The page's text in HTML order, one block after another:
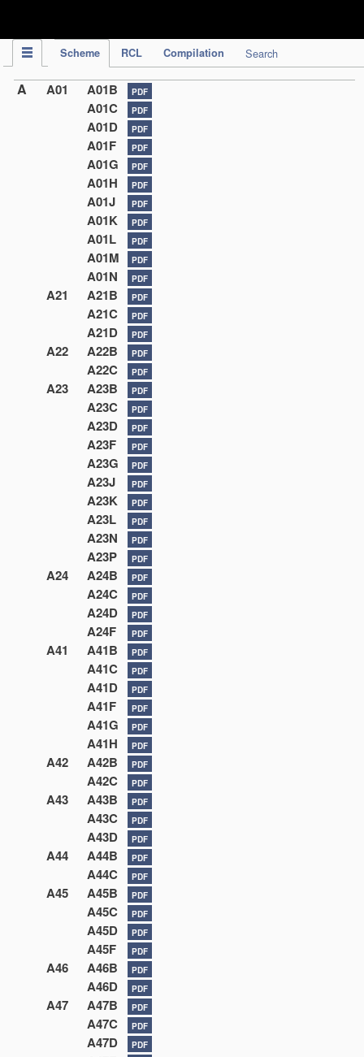
Scheme RCL Compilation Search
A A01 A01B PDF
A01C PDF
A01D PDF
A01F PDF
A01G PDF
A01H PDF
A01J PDF
A01K PDF
A01L PDF
A01M PDF
A01N PDF
A21 A21B PDF
A21C PDF
A21D PDF
A22 A22B PDF
A22C PDF
A23 A23B PDF
A23C PDF
A23D PDF
A23F PDF
A23G PDF
A23J PDF
A23K PDF
A23L PDF
A23N PDF
A23P PDF
A24 A24B PDF
A24C PDF
A24D PDF
A24F PDF
A41 A41B PDF
A41C PDF
A41D PDF
A41F PDF
A41G PDF
A41H PDF
A42 A42B PDF
A42C PDF
A43 A43B PDF
A43C PDF
A43D PDF
A44 A44B PDF
A44C PDF
A45 A45B PDF
A45C PDF
A45D PDF
A45F PDF
A46 A46B PDF
A46D PDF
A47 A47B PDF
A47C PDF
A47D PDF